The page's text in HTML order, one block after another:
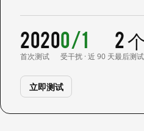
2020
首次测试
0/1
受干扰 · 近 90 天
2
最后测试
立即测试